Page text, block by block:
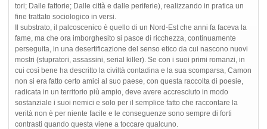
tori; Dalle fattorie; Dalle città e dalle periferie), realizzando in pratica un
fine trattato sociologico in versi.
Il substrato, il palcoscenico è quello di un Nord-Est che anni fa faceva la
fame, ma che ora imborghesito si pasce di ricchezza, continuamente
perseguita, in una desertificazione del senso etico da cui nascono nuovi
mostri (stupratori, assassini, serial killer). Se con i suoi primi romanzi, in
cui così bene ha descritto la civiltà contadina e la sua scomparsa, Camon
non si era fatto certo amici al suo paese, con questa raccolta di poesie,
radicata in un territorio più ampio, deve avere accresciuto in modo
sostanziale i suoi nemici e solo per il semplice fatto che raccontare la
verità non è per niente facile e le conseguenze sono sempre di forti
contrasti quando questa viene a toccare qualcuno.